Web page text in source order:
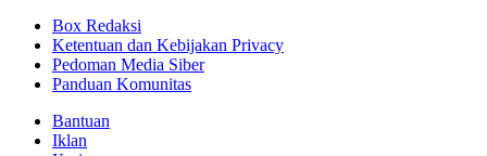
Box Redaksi
Ketentuan dan Kebijakan Privacy
Pedoman Media Siber
Panduan Komunitas
Bantuan
Iklan